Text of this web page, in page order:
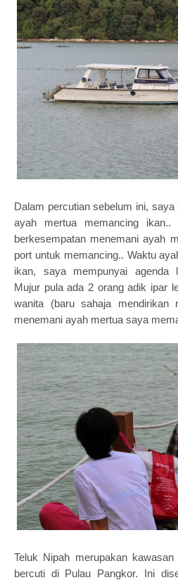
Dalam percutian sebelum ini,
ayah mertua memancing
berkesempatan menemani ayah
port untuk memancing.. Waktu
ikan, saya mempunyai agenda
Mujur pula ada 2 orang adik ipar
wanita (baru sahaja mendirikan
menemani ayah mertua saya
Teluk Nipah merupakan
bercuti di Pulau Pangkor. Ini